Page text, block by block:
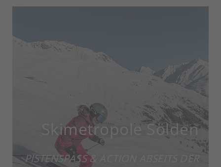
Skimetropole Sölden
PISTENSPASS & ACTION ABSEITS DER P